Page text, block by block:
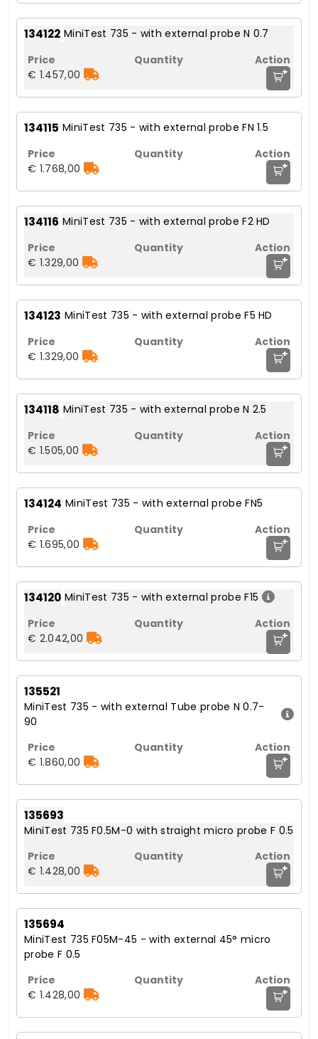
134122 MiniTest 735 - with external probe N 0.7
€ 1.457,00 +
134115 MiniTest 735 - with external probe FN 1.5
€ 1.768,00 +
134116 MiniTest 735 - with external probe F2 HD
€ 1.329,00 +
134123 MiniTest 735 - with external probe F5 HD
€ 1.329,00 +
134118 MiniTest 735 - with external probe N 2.5
€ 1.505,00 +
134124 MiniTest 735 - with external probe FN5
€ 1.695,00 +
134120 MiniTest 735 - with external probe F15
€ 2.042,00 +
135521
MiniTest 735 - with external Tube probe N 0.7-
90
€ 1.860,00 +
135693
MiniTest 735 F0.5M-0 with straight micro probe F 0.5
€ 1.428,00 +
135694
MiniTest 735 F05M-45 - with external 45° micro
probe F 0.5
€ 1.428,00 +